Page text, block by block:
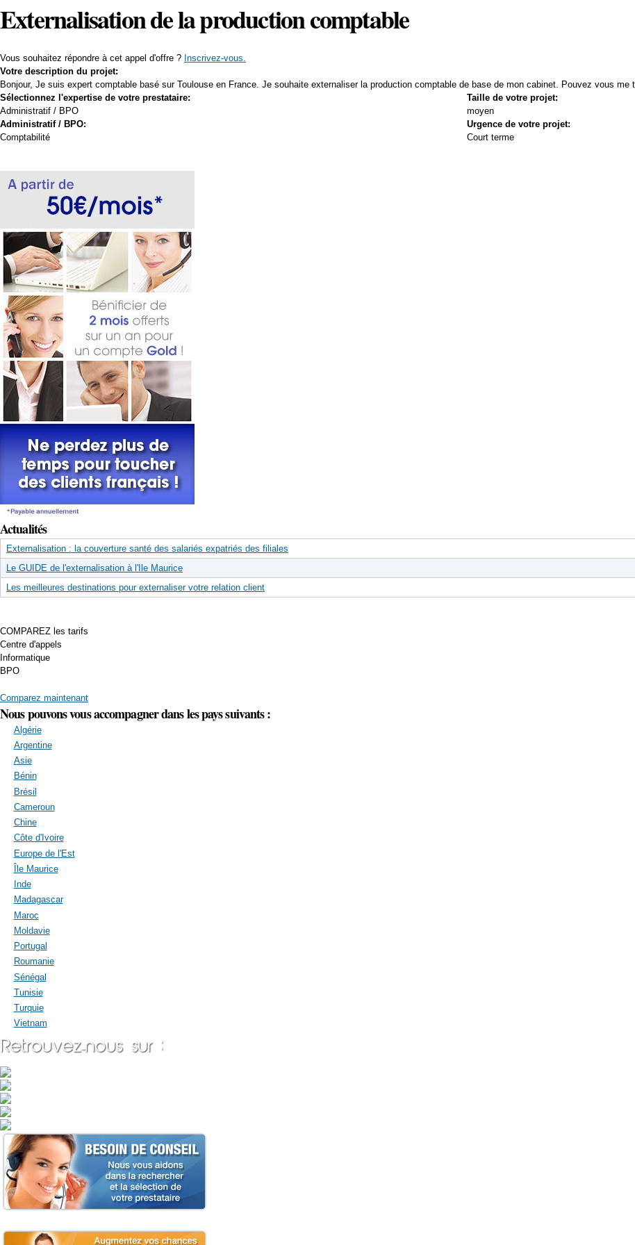
Externalisation de la production comptable
Vous souhaitez répondre à cet appel d'offre ? Inscrivez-vous.
Votre description du projet:
Bonjour, Je suis expert comptable basé sur Toulouse en France. Je souhaite externaliser la production comptable de base de mon cabinet. Pouvez vous
Sélectionnez l'expertise de votre prestataire:
Administratif / BPO
Administratif / BPO:
Comptabilité
Taille de votre projet:
moyen
Urgence de votre projet:
Court terme
Actualités
Externalisation : la couverture santé des salariés expatriés des filiales
Le GUIDE de l'externalisation à l'Ile Maurice
Les meilleures destinations pour externaliser votre relation client
COMPAREZ les tarifs
Centre d'appels
Informatique
BPO
Comparez maintenant
Nous pouvons vous accompagner dans les pays suivants :
Algérie
Argentine
Asie
Bénin
Brésil
Cameroun
Chine
Côte d'Ivoire
Europe de l'Est
Île Maurice
Inde
Madagascar
Maroc
Moldavie
Portugal
Roumanie
Sénégal
Tunisie
Turquie
Vietnam